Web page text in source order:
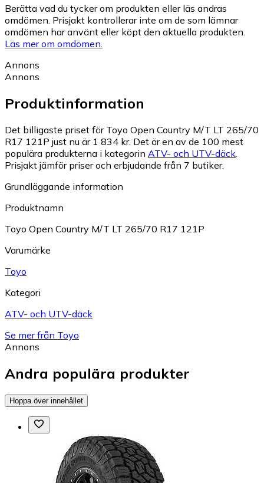
Berätta vad du tycker om produkten eller läs andras
omdömen. Prisjakt kontrollerar inte om de som lämnar
omdömen har använt eller köpt den aktuella produkten.
Läs mer om omdömen.
Annons
Annons
Produktinformation
Det billigaste priset för Toyo Open Country M/T LT 265/70
R17 121P just nu är 1 834 kr. Det är en av de 100 mest
populära produkterna i kategorin ATV- och UTV-däck.
Prisjakt jämför priser och erbjudande från 7 butiker.
Grundläggande information
Produktnamn
Toyo Open Country M/T LT 265/70 R17 121P
Varumärke
Toyo
Kategori
ATV- och UTV-däck
Se mer från Toyo
Annons
Andra populära produkter
Hoppa över innehållet